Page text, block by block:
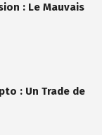
: Le Mauvais
: Un Trade de